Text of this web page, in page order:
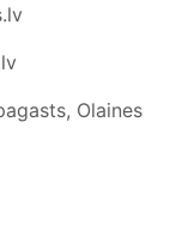
Olaines